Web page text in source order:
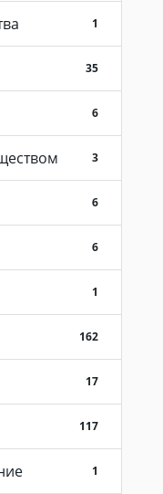
1
35
6
3
6
6
1
162
17
117
1